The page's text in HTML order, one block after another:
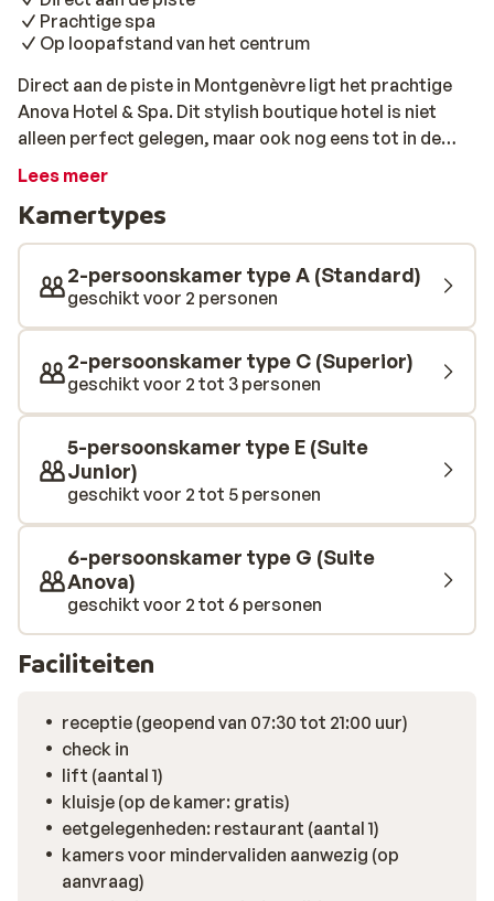
Prachtige spa
Op loopafstand van het centrum
Direct aan de piste in Montgenèvre ligt het prachtige
Anova Hotel & Spa. Dit stylish boutique hotel is niet
alleen perfect gelegen, maar ook nog eens tot in de
puntjes verzorgd. De kamers zijn net als het restaurant
details. Als je na een sportieve dag op de pistes weer
terug komt bij het hotel is het fijn om nog even heerlijk
te ontspannen in de prachtige spa. Hier kun je je spieren
weer wat welverdiende rust geven in onder de sauna en
jacuzzi. Of zoek nog even de gezelligheid van het
centrum op, wat je met een korte wandeling kunt
bereiken.
Lees meer
Kamertypes
2-persoonskamer type A (Standard)
geschikt voor 2 personen
2-persoonskamer type C (Superior)
geschikt voor 2 tot 3 personen
5-persoonskamer type E (Suite
Junior)
geschikt voor 2 tot 5 personen
6-persoonskamer type G (Suite
Anova)
geschikt voor 2 tot 6 personen
Faciliteiten
receptie (geopend van 07:30 tot 21:00 uur)
check in
lift (aantal 1)
kluisje (op de kamer: gratis)
eetgelegenheden: restaurant (aantal 1)
kamers voor mindervaliden aanwezig (op
aanvraag)